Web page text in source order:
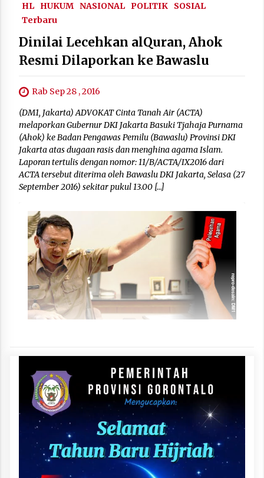
HL HUKUM NASIONAL POLITIK
SOSIAL
Terbaru
Dinilai Lecehkan alQuran, Ahok
Resmi Dilaporkan ke Bawaslu
Rab Sep 28 , 2016
(DM1, Jakarta) ADVOKAT Cinta Tanah Air (ACTA)
melaporkan Gubernur DKI Jakarta Basuki Tjahaja Purnama
(Ahok) ke Badan Pengawas Pemilu (Bawaslu) Provinsi DKI
Jakarta atas dugaan rasis dan menghina agama Islam.
Laporan tertulis dengan nomor: 11/B/ACTA/IX2016 dari
ACTA tersebut diterima oleh Bawaslu DKI Jakarta, Selasa (27
September 2016) sekitar pukul 13.00 […]